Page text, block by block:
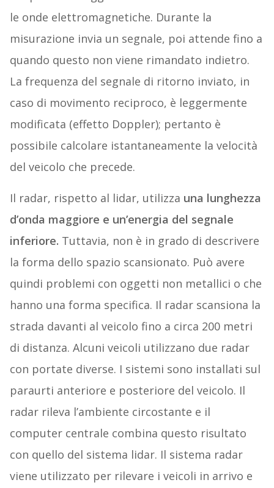
le onde elettromagnetiche. Durante la
misurazione invia un segnale, poi attende fino a
quando questo non viene rimandato indietro.
La frequenza del segnale di ritorno inviato, in
caso di movimento reciproco, è leggermente
modificata (effetto Doppler); pertanto è
possibile calcolare istantaneamente la velocità
del veicolo che precede.
Il radar, rispetto al lidar, utilizza una lunghezza
d’onda maggiore e un’energia del segnale
inferiore. Tuttavia, non è in grado di descrivere
la forma dello spazio scansionato. Può avere
quindi problemi con oggetti non metallici o che
hanno una forma specifica. Il radar scansiona la
strada davanti al veicolo fino a circa 200 metri
di distanza. Alcuni veicoli utilizzano due radar
con portate diverse. I sistemi sono installati sul
paraurti anteriore e posteriore del veicolo. Il
radar rileva l’ambiente circostante e il
computer centrale combina questo risultato
con quello del sistema lidar. Il sistema radar
viene utilizzato per rilevare i veicoli in arrivo e